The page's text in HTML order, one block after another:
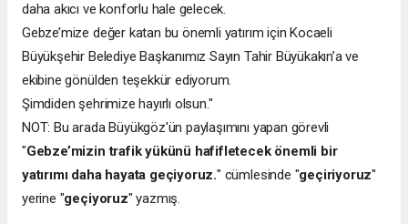
daha akıcı ve konforlu hale gelecek.
Gebze’mize değer katan bu önemli yatırım için Kocaeli
Büyükşehir Belediye Başkanımız Sayın Tahir Büyükakın’a ve
ekibine gönülden teşekkür ediyorum.
Şimdiden şehrimize hayırlı olsun."
NOT: Bu arada Büyükgöz'ün paylaşımını yapan görevli
"Gebze’mizin trafik yükünü hafifletecek önemli bir
yatırımı daha hayata geçiyoruz." cümlesinde "geçiriyoruz"
yerine "geçiyoruz" yazmış.